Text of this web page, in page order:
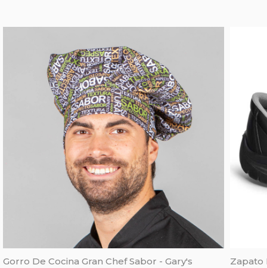
Gorro De Cocina Gran Chef Sabor - Gary's
Zapato